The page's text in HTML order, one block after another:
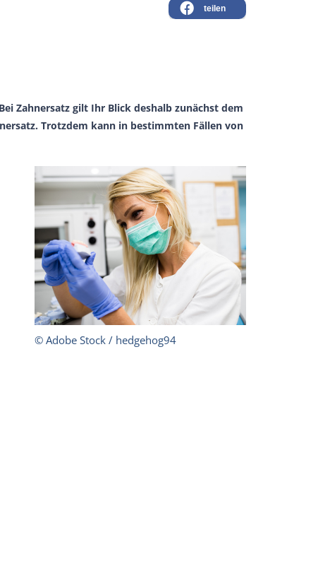
teilen
Zahnersatz gilt Ihr Blick deshalb zunächst dem
Trotzdem kann in bestimmten Fällen von
© Adobe Stock / hedgehog94